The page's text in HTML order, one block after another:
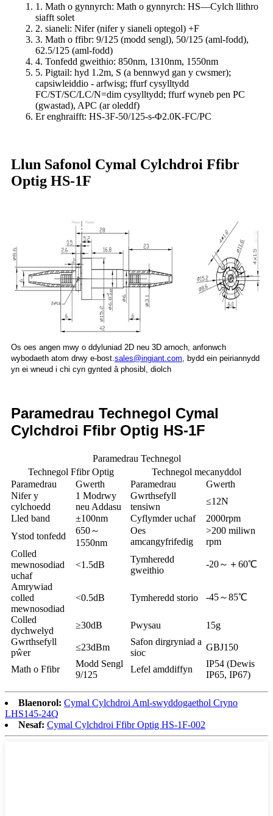
1. Math o gynnyrch: Math o gynnyrch: HS—Cylch llithro
siafft solet
2. sianeli: Nifer (nifer y sianeli optegol) +F
3. Math o ffibr: 9/125 (modd sengl), 50/125 (aml-fodd),
62.5/125 (aml-fodd)
4. Tonfedd gweithio: 850nm, 1310nm, 1550nm
5. Pigtail: hyd 1.2m, S (a bennwyd gan y cwsmer);
capsiwleiddio - arfwisg; ffurf cysylltydd
FC/ST/SC/LC/N=dim cysylltydd; ffurf wyneb pen PC
(gwastad), APC (ar oleddf)
Er enghraifft: HS-3F-50/125-s-Φ2.0K-FC/PC
Llun Safonol Cymal Cylchdroi Ffibr
Optig HS-1F
Os oes angen mwy o ddyluniad 2D neu 3D arnoch, anfonwch
wybodaeth atom drwy e-bost.sales@ingiant.com, bydd ein peiriannydd
yn ei wneud i chi cyn gynted â phosibl, diolch
Paramedrau Technegol Cymal
Cylchdroi Ffibr Optig HS-1F
Paramedrau Technegol
Technegol Ffibr Optig
Technegol mecanyddol
Paramedrau
Gwerth Paramedrau
Gwerth
Nifer y
cylchoedd
1 Modrwy
neu Addasu
Gwrthsefyll
tensiwn
≤12N
Lled band
±100nm Cyflymder uchaf
2000rpm
Ystod tonfedd
650～
1550nm
Oes
amcangyfrifedig
>200 miliwn
rpm
Colled
mewnosodiad
uchaf
<1.5dB
Tymheredd
gweithio
-20～＋60℃
Amrywiad
colled
mewnosodiad
<0.5dB Tymheredd storio -45～85℃
Colled
dychwelyd
≥30dB Pwysau
15g
Gwrthsefyll
pŵer
≤23dBm
Safon dirgryniad a
sioc
GBJ150
Math o Ffibr
Modd Sengl
9/125
Lefel amddiffyn
IP54 (Dewis
IP65, IP67)
Blaenorol: Cymal Cylchdroi Aml-swyddogaethol Cryno
LHS145-24Q
Nesaf: Cymal Cylchdroi Ffibr Optig HS-1F-002